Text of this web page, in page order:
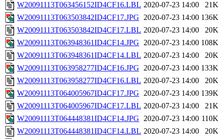
W20091113T063456152ID4CF16.LBL 2020-07-23 14:00
21K
W20091113T063503842ID4CF17.JPG 2020-07-23 14:00 136K
W20091113T063503842ID4CF17.LBL 2020-07-23 14:00
20K
W20091113T063948361ID4CF14.JPG 2020-07-23 14:00 108K
W20091113T063948361ID4CF14.LBL 2020-07-23 14:00
20K
W20091113T063958277ID4CF16.JPG 2020-07-23 14:00 133K
W20091113T063958277ID4CF16.LBL 2020-07-23 14:00
20K
W20091113T064005967ID4CF17.JPG 2020-07-23 14:00 139K
W20091113T064005967ID4CF17.LBL 2020-07-23 14:00
21K
W20091113T064448381ID4CF14.JPG 2020-07-23 14:00 110K
W20091113T064448381ID4CF14.LBL 2020-07-23 14:00
20K